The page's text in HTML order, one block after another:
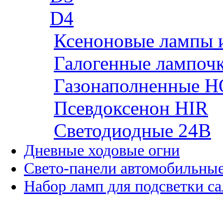
D4
Ксеноновые лампы
Галогенные
Газонаполненные
Псевдоксенон HIR
Cветодиодные 24B
Дневные ходовые огни
Свето-панели
Набор ламп для подсветки